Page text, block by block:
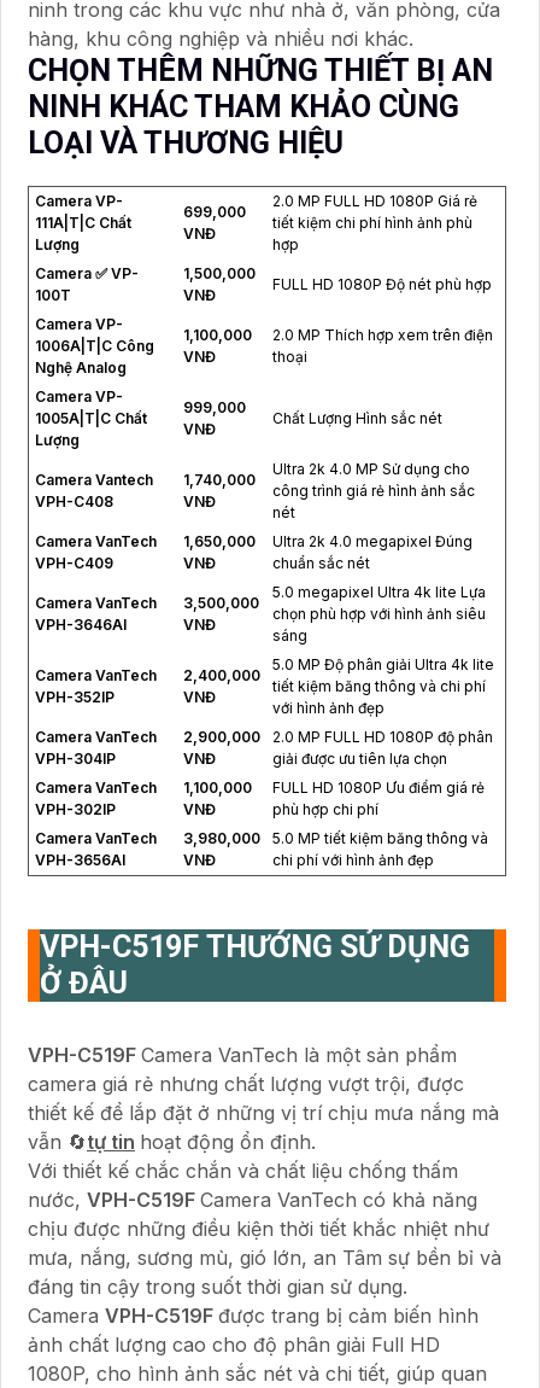
ninh trong các khu vực như nhà ở, văn phòng, cửa
hàng, khu công nghiệp và nhiều nơi khác.
CHỌN THÊM NHỮNG THIẾT BỊ AN
NINH KHÁC THAM KHẢO CÙNG
LOẠI VÀ THƯƠNG HIỆU
Camera VP-
111A|T|C Chất
Lượng
699,000
VNĐ
2.0 MP FULL HD 1080P Giá rẻ
tiết kiệm chi phí hình ảnh phù
hợp
Camera ✅ VP-
100T
1,500,000
VNĐ
FULL HD 1080P Độ nét phù hợp
Camera VP-
1006A|T|C Công
Nghệ Analog
1,100,000
VNĐ
2.0 MP Thích hợp xem trên điện
thoại
Camera VP-
1005A|T|C Chất
Lượng
999,000
VNĐ
Chất Lượng Hình sắc nét
Camera Vantech
VPH-C408
1,740,000
VNĐ
Ultra 2k 4.0 MP Sử dụng cho
công trình giá rẻ hình ảnh sắc
nét
Camera VanTech
VPH-C409
1,650,000
VNĐ
Ultra 2k 4.0 megapixel Đúng
chuẩn sắc nét
Camera VanTech
VPH-3646AI
3,500,000
VNĐ
5.0 megapixel Ultra 4k lite Lựa
chọn phù hợp với hình ảnh siêu
sáng
Camera VanTech
VPH-352IP
2,400,000
VNĐ
5.0 MP Độ phân giải Ultra 4k lite
tiết kiệm băng thông và chi phí
với hình ảnh đẹp
Camera VanTech
VPH-304IP
2,900,000
VNĐ
2.0 MP FULL HD 1080P độ phân
giải được ưu tiên lựa chọn
Camera VanTech
VPH-302IP
1,100,000
VNĐ
FULL HD 1080P Ưu điểm giá rẻ
phù hợp chi phí
Camera VanTech
VPH-3656AI
3,980,000
VNĐ
5.0 MP tiết kiệm băng thông và
chi phí với hình ảnh đẹp
VPH-C519F THƯỚNG SỬ DỤNG
Ở ĐÂU
VPH-C519F Camera VanTech là một sản phẩm
camera giá rẻ nhưng chất lượng vượt trội, được
thiết kế để lắp đặt ở những vị trí chịu mưa nắng mà
vẫn 🔄tự tin hoạt động ổn định.
Với thiết kế chắc chắn và chất liệu chống thấm
nước, VPH-C519F Camera VanTech có khả năng
chịu được những điều kiện thời tiết khắc nhiệt như
mưa, nắng, sương mù, gió lớn, an Tâm sự bền bỉ và
đáng tin cậy trong suốt thời gian sử dụng.
Camera VPH-C519F được trang bị cảm biến hình
ảnh chất lượng cao cho độ phân giải Full HD
1080P, cho hình ảnh sắc nét và chi tiết, giúp quan